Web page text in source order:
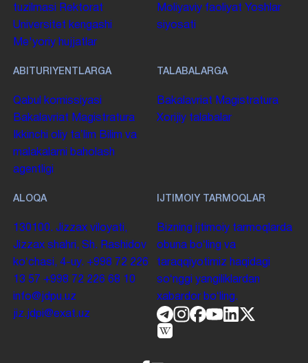
tuzilmasi
Rektorat
Universitet kengashi
Me'yoriy hujjatlar
Moliyaviy faoliyat Yoshlar
siyosati
ABITURIYENTLARGA
Qabul komissiyasi
Bakalavriat Magistratura
Ikkinchi oliy taʼlim Bilim va
malakalarni baholash
agentligi
TALABALARGA
Bakalavriat Magistratura
Xorijiy talabalar
ALOQA
130100. Jizzax viloyati,
Jizzax shahri, Sh. Rashidov
koʻchasi, 4-uy. +998 72 226
13 57 +998 72 226 68 10
info@jdpu.uz
jiz.jdpi@exat.uz
IJTIMOIY TARMOQLAR
Bizning ijtimoiy tarmoqlarda
obuna boʻling va
taraqqiyotimiz haqidagi
soʻnggi yangiliklardan
xabardor boʻling.